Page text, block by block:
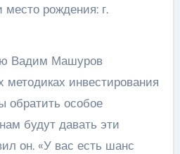
место рождения: г.
Вадим Машуров
методиках инвестирования
обратить особое
будут давать эти
он. «У вас есть шанс